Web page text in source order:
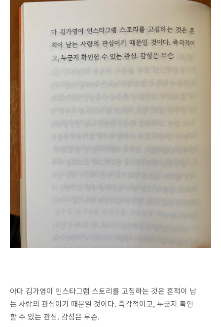
아마 김가영이 인스타그램 스토리를 고집하는 것은 흔적이 남
는 사람의 관심이기 때문일 것이다. 즉각적이고, 누군지 확인
할 수 있는 관심. 감성은 무슨.